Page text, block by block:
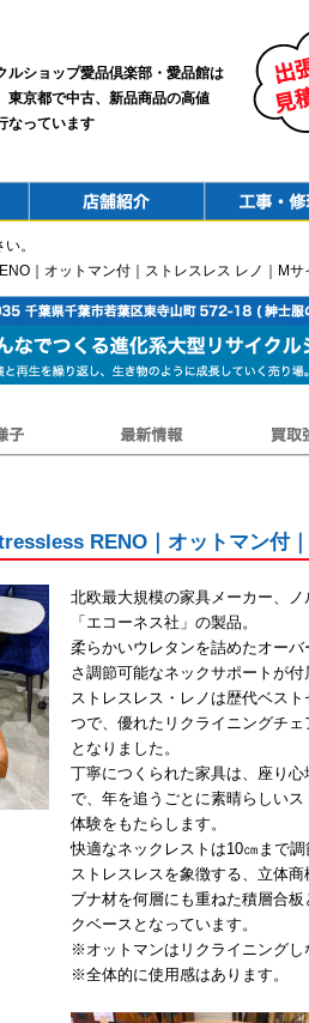
ルショップ愛品倶楽部・愛品館は
東京都で中古、新品商品の高値
なっています
。
｜オットマン付｜ストレスレス レノ｜Mサ
RENO｜オットマン付
北欧最大規模の家具メーカー、ノ
「エコーネス社」の製品。
柔らかいウレタンを詰めたオーバ
さ調節可能なネックサポートが付
ストレスレス・レノは歴代ベスト
つで、優れたリクライニングチェ
となりました。
丁寧につくられた家具は、座り心
で、年を追うごとに素晴らしいス
体験をもたらします。
快適なネックレストは10㎝まで
ストレスレスを象徴する、立体
ブナ材を何層にも重ねた積層合
クベースとなっています。
※オットマンはリクライニングし
※全体的に使用感はあります。